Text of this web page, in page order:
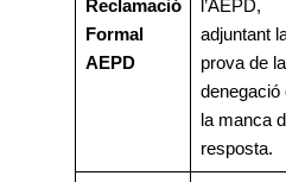
Reclamació
Formal
AEPD
l’AEPD,
adjuntant
prova de la
denegació
la manca
resposta.